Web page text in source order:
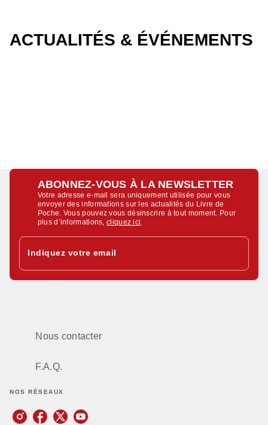
ACTUALITÉS & ÉVÉNEMENTS
ABONNEZ-VOUS À LA NEWSLETTER
Votre adresse e-mail sera uniquement utilisée pour vous
envoyer des informations sur les actualités du Livre de
Poche. Vous pouvez vous désinscrire à tout moment. Pour
plus d’informations,cliquez ici.
Indiquez votre email
Nous contacter
F.A.Q.
NOS RÉSEAUX